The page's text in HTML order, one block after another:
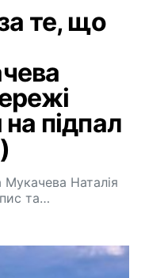
те, що
підпал
Наталія
та…